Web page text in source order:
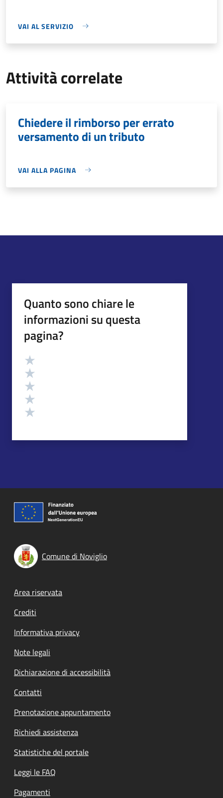
VAI AL SERVIZIO
Attività correlate
Chiedere il rimborso per errato
versamento di un tributo
VAI ALLA PAGINA
Quanto sono chiare le
informazioni su questa
pagina?
Valutazione
Comune di Noviglio
Footer menu
Area riservata
Crediti
Informativa privacy
Note legali
Dichiarazione di accessibilità
Contatti
Prenotazione appuntamento
Richiedi assistenza
Statistiche del portale
Leggi le FAQ
Pagamenti